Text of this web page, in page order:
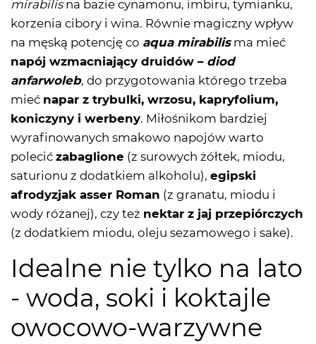
mirabilisna bazie cynamonu, imbiru, tymianku,
korzenia cibory i wina. Równie magiczny wpływ
na męską potencję co aqua mirabilisma mieć
napój wzmacniający druidów – diod
anfarwoleb, do przygotowania którego trzeba
mieć napar z trybulki, wrzosu, kapryfolium,
koniczyny i werbeny. Miłośnikom bardziej
wyrafinowanych smakowo napojów warto
polecić zabaglione (z surowych żółtek, miodu,
saturionu z dodatkiem alkoholu), egipski
afrodyzjak asser Roman (z granatu, miodu i
wody różanej), czy też nektar z jaj przepiórczych
(z dodatkiem miodu, oleju sezamowego i sake).
Idealne nie tylko na lato
- woda, soki i koktajle
owocowo-warzywne